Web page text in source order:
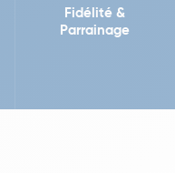
Fidélité &
Parrainage